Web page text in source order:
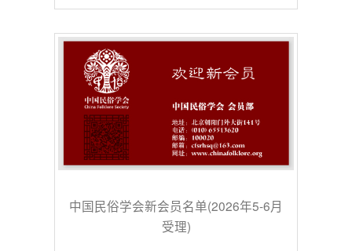
中国民俗学会新会员名单(2026年5-6月
受理)